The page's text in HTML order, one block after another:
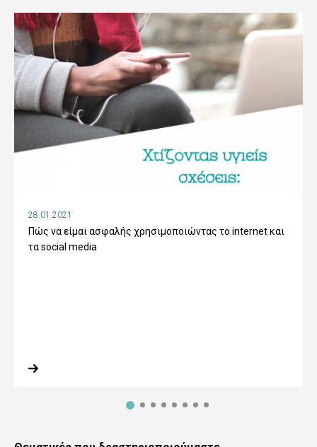
28.01.2021
Πώς να είμαι ασφαλής χρησιμοποιώντας το internet και
τα social media